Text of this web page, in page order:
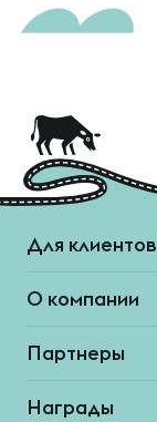
Для клиентов
О компании
Партнеры
Награды